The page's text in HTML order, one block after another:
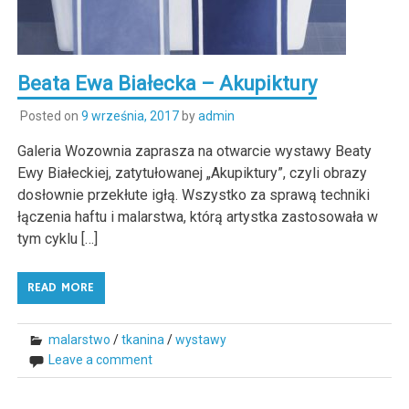
Beata Ewa Białecka – Akupiktury
Posted on 9 września, 2017byadmin
Galeria Wozownia zaprasza na otwarcie wystawy Beaty
Ewy Białeckiej, zatytułowanej „Akupiktury”, czyli obrazy
dosłownie przekłute igłą. Wszystko za sprawą techniki
łączenia haftu i malarstwa, którą artystka zastosowała w
tym cyklu […]
READ MORE
malarstwo /tkanina/wystawy
Leave a comment